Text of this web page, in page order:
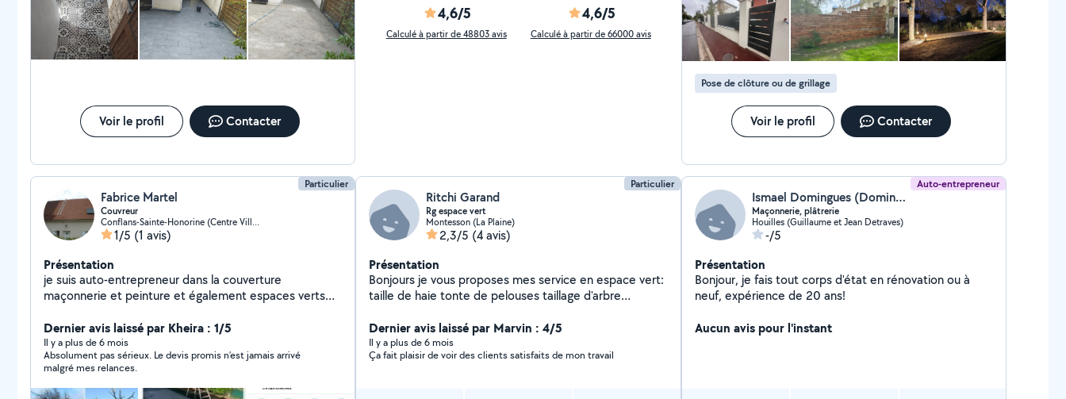
Voir le profil Contacter
4,6/5
Calculé à partir de 48803 avis
4,6/5
Calculé à partir de 66000 avis
Pose de clôture ou de grillage
Voir le profil Contacter
Particulier
Fabrice Martel
Couvreur
Conflans-Sainte-Honorine (Centre Ville)
1/5 (1 avis)
Présentation
je suis auto-entrepreneur dans la couverture
maçonnerie et peinture et également espaces verts
Dernier avis laissé par Kheira : 1/5
Il y a plus de 6 mois
Absolument pas sérieux. Le devis promis n’est jamais arrivé
malgré mes relances.
Particulier
Ritchi Garand
Rg espace vert
Montesson (La Plaine)
2,3/5 (4 avis)
Présentation
Bonjours je vous proposes mes service en espace vert:
taille de haie tonte de pelouses taillage d'arbre
contacter en mp cordialement.
Dernier avis laissé par Marvin : 4/5
Il y a plus de 6 mois
Ça fait plaisir de voir des clients satisfaits de mon travail
Auto-entrepreneur
Ismael Domingues (Domingues Ismael)
Maçonnerie, plâtrerie
Houilles (Guillaume et Jean Detraves)
-/5
Présentation
Bonjour, je fais tout corps d'état en rénovation ou à
neuf, expérience de 20 ans!
Aucun avis pour l'instant